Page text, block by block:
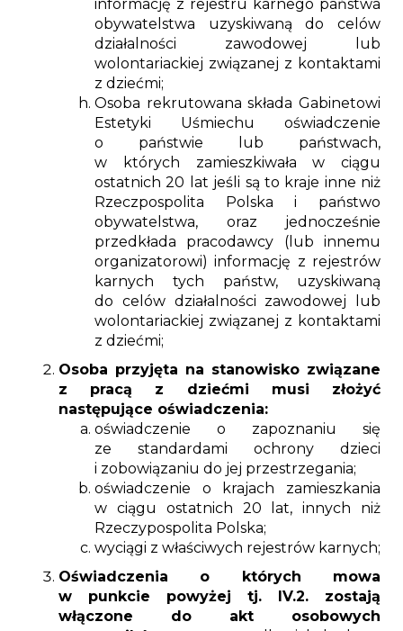
informację z rejestru karnego państwa
obywatelstwa uzyskiwaną do celów
działalności zawodowej lub
wolontariackiej związanej z kontaktami
z dziećmi;
Osoba rekrutowana składa Gabinetowi
Estetyki Uśmiechu oświadczenie
o państwie lub państwach,
w których zamieszkiwała w ciągu
ostatnich 20 lat jeśli są to kraje inne niż
Rzeczpospolita Polska i państwo
obywatelstwa, oraz jednocześnie
przedkłada pracodawcy (lub innemu
organizatorowi) informację z rejestrów
karnych tych państw, uzyskiwaną
do celów działalności zawodowej lub
wolontariackiej związanej z kontaktami
z dziećmi;
Osoba przyjęta na stanowisko związane
z pracą z dziećmi musi złożyć
następujące oświadczenia:
oświadczenie o zapoznaniu się
ze standardami ochrony dzieci
i zobowiązaniu do jej przestrzegania;
oświadczenie o krajach zamieszkania
w ciągu ostatnich 20 lat, innych niż
Rzeczypospolita Polska;
wyciągi z właściwych rejestrów karnych;
Oświadczenia o których mowa
w punkcie powyżej tj. IV.2. zostają
włączone do akt osobowych